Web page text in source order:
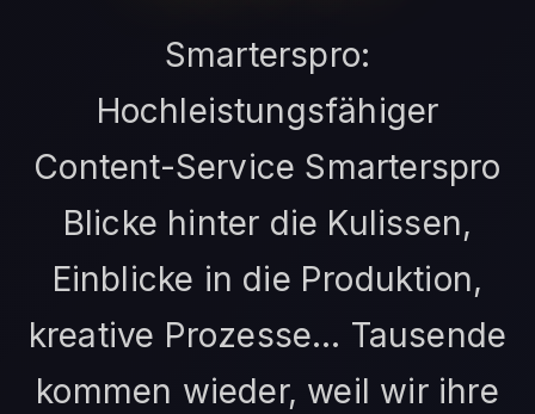
Smarterspro:
Hochleistungsfähiger
Content-Service Smarterspro
Blicke hinter die Kulissen,
Einblicke in die Produktion,
kreative Prozesse… Tausende
kommen wieder, weil wir ihre